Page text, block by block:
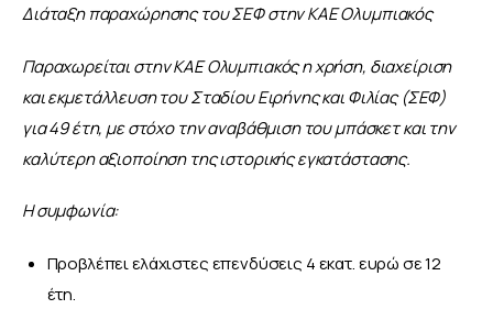
Διάταξη παραχώρησης του ΣΕΦ στην ΚΑΕ Ολυμπιακός
Παραχωρείται στην ΚΑΕ Ολυμπιακός η χρήση, διαχείριση
και εκμετάλλευση του Σταδίου Ειρήνης και Φιλίας (ΣΕΦ)
για 49 έτη, με στόχο την αναβάθμιση του μπάσκετ και την
καλύτερη αξιοποίηση της ιστορικής εγκατάστασης.
Η συμφωνία:
Προβλέπει ελάχιστες επενδύσεις 4 εκατ. ευρώ σε 12
έτη.